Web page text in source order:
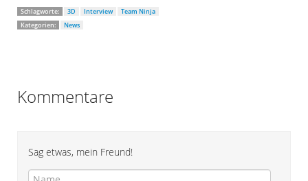
Schlagworte: 3D Interview
Team Ninja
Kategorien:
News
Kommentare
Sag etwas, mein Freund!